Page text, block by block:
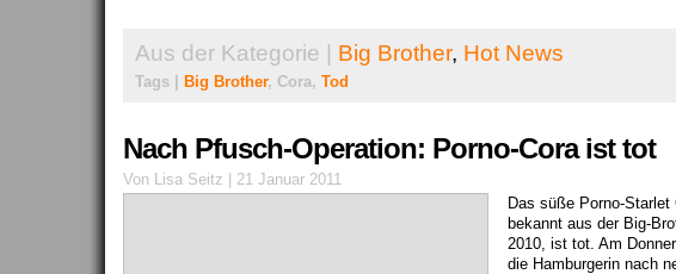
Aus der Kategorie | Big Brother, Hot News
Tags | Big Brother, Cora, Tod
Nach Pfusch-Operation: Porno-Cora ist tot
Von Lisa Seitz | 21 Januar 2011
Das süße Porno-Starlet
bekannt aus der Big-
2010, ist tot. Am
die Hamburgerin nach